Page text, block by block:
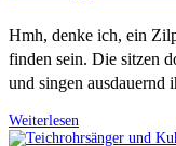
Hmh, denke ich, ein
finden sein. Die sitzen
und singen ausdauernd
Weiterlesen